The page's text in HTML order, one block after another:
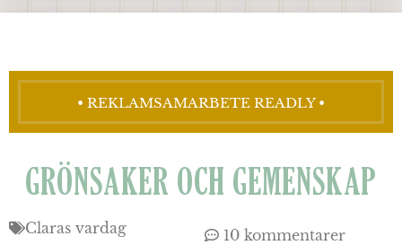
• REKLAMSAMARBETE READLY •
GRÖNSAKER OCH GEMENSKAP
Claras vardag 10 kommentarer